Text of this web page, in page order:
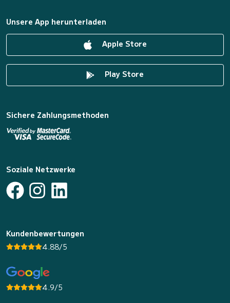
Unsere App herunterladen
Apple Store
Play Store
Sichere Zahlungsmethoden
Soziale Netzwerke
Kundenbewertungen
4.88/5
4.9/5